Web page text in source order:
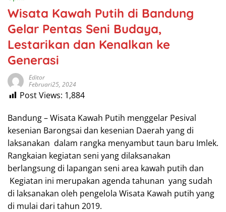
Wisata Kawah Putih di Bandung
Gelar Pentas Seni Budaya,
Lestarikan dan Kenalkan ke
Generasi
Editor
Februari25, 2024
Post Views: 1,884
Bandung – Wisata Kawah Putih menggelar Pesival
kesenian Barongsai dan kesenian Daerah yang di
laksanakan dalam rangka menyambut taun baru Imlek.
Rangkaian kegiatan seni yang dilaksanakan
berlangsung di lapangan seni area kawah putih dan
Kegiatan ini merupakan agenda tahunan yang sudah
di laksanakan oleh pengelola Wisata Kawah putih yang
di mulai dari tahun 2019.